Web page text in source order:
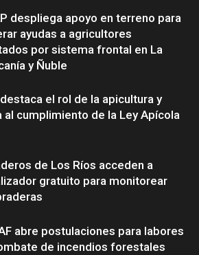
despliega apoyo en terreno para
ayudas a agricultores
por sistema frontal en La
y Ñuble
el rol de la apicultura y
al cumplimiento de la Ley Apícola
de Los Ríos acceden a
gratuito para monitorear
abre postulaciones para labores
de incendios forestales